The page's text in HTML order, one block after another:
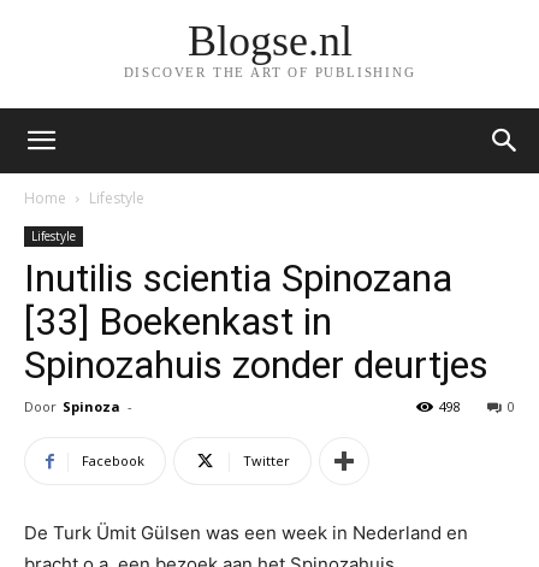
Blogse.nl
DISCOVER THE ART OF PUBLISHING
Home Lifestyle
Lifestyle
Inutilis scientia Spinozana
[33] Boekenkast in
Spinozahuis zonder deurtjes
Door Spinoza - 0
498
Facebook Twitter
De Turk Ümit Gülsen was een week in Nederland en